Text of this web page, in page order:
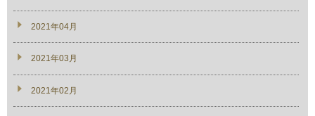
2021年04月
2021年03月
2021年02月